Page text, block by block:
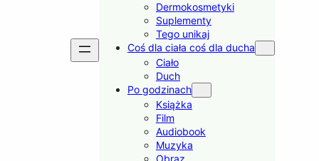
Dermokosmetyki
Suplementy
Tego unikaj
Coś dla ciała coś dla ducha
Ciało
Duch
Po godzinach
Książka
Film
Audiobook
Muzyka